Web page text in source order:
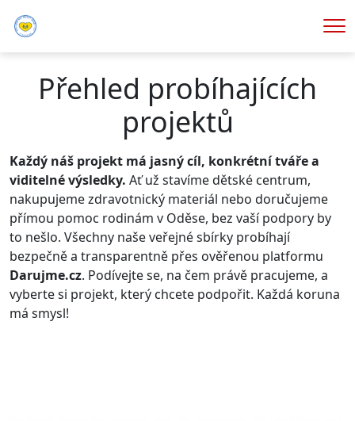
Přehled probíhajících
projektů
Každý náš projekt má jasný cíl, konkrétní tváře a
viditelné výsledky. Ať už stavíme dětské centrum,
nakupujeme zdravotnický materiál nebo doručujeme
přímou pomoc rodinám v Oděse, bez vaší podpory by
to nešlo. Všechny naše veřejné sbírky probíhají
bezpečně a transparentně přes ověřenou platformu
Darujme.cz. Podívejte se, na čem právě pracujeme, a
vyberte si projekt, který chcete podpořit. Každá koruna
má smysl!